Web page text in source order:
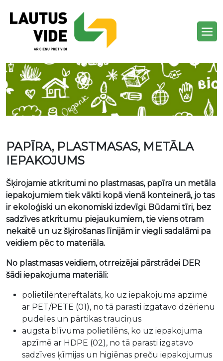
PAPĪRA, PLASTMASAS, METĀLA
IEPAKOJUMS
Šķirojamie atkritumi no plastmasas, papīra un metāla
iepakojumiem tiek vākti kopā vienā konteinerā, jo tas
ir ekoloģiski un ekonomiski izdevīgi. Būdami tīri, bez
sadzīves atkritumu piejaukumiem, tie viens otram
nekaitē un uz šķirošanas līnijām ir viegli sadalāmi pa
veidiem pēc to materiāla.
No plastmasas veidiem, otrreizējai pārstrādei DER
šādi iepakojuma materiāli:
polietilēntereftalāts, ko uz iepakojuma apzīmē
ar PET/PETE (01), no tā parasti izgatavo dzērienu
pudeles un pārtikas trauciņus
augsta blīvuma polietilēns, ko uz iepakojuma
apzīmē ar HDPE (02), no tā parasti izgatavo
sadzīves ķīmijas un higiēnas preču iepakojumus